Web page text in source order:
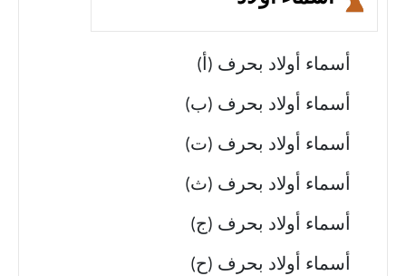
أسماء أولاد بحرف (أ)
أسماء أولاد بحرف (ب)
أسماء أولاد بحرف (ت)
أسماء أولاد بحرف (ث)
أسماء أولاد بحرف (ج)
أسماء أولاد بحرف (ح)